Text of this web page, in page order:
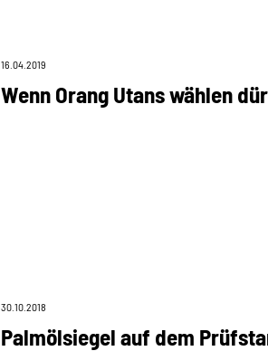
16.04.2019
Wenn Orang Utans wählen
30.10.2018
Palmölsiegel auf dem